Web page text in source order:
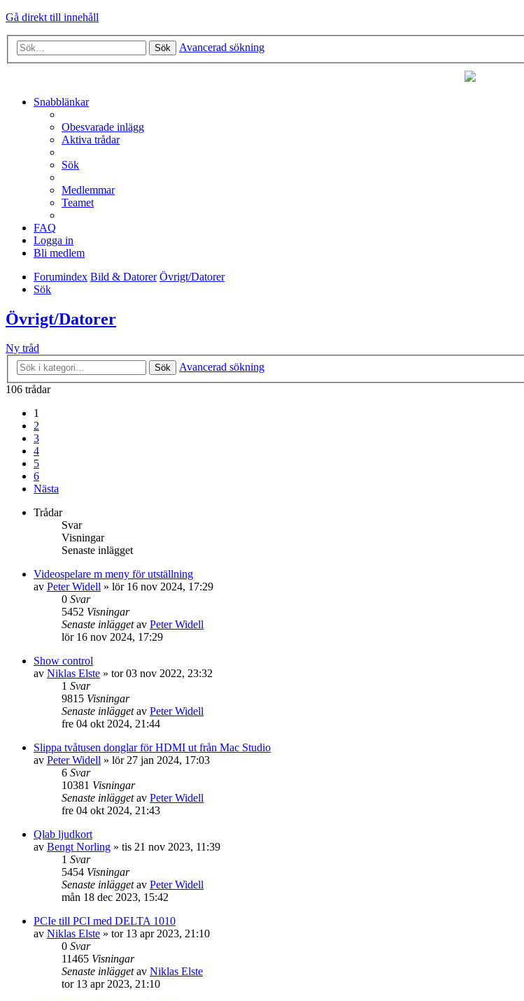
Gå direkt till innehåll
Sök Avancerad sökning
Snabblänkar
Obesvarade inlägg
Aktiva trådar
Sök
Medlemmar
Teamet
FAQ
Logga in
Bli medlem
Forumindex Bild & Datorer Övrigt/Datorer
Sök
Övrigt/Datorer
Ny tråd
Sök
Avancerad sökning
106 trådar
1
2
3
4
5
6
Nästa
Trådar
Svar
Visningar
Senaste inlägget
Videospelare m meny för utställning
av Peter Widell » lör 16 nov 2024, 17:29
0 Svar
5452 Visningar
Senaste inläggetav Peter Widell
lör 16 nov 2024, 17:29
Show control
av Niklas Elste » tor 03 nov 2022, 23:32
1 Svar
9815 Visningar
Senaste inläggetav Peter Widell
fre 04 okt 2024, 21:44
Slippa tvåtusen donglar för HDMI ut från Mac Studio
av Peter Widell » lör 27 jan 2024, 17:03
6 Svar
10381 Visningar
Senaste inläggetav Peter Widell
fre 04 okt 2024, 21:43
Qlab ljudkort
av Bengt Norling » tis 21 nov 2023, 11:39
1 Svar
5454 Visningar
Senaste inläggetav Peter Widell
mån 18 dec 2023, 15:42
PCIe till PCI med DELTA 1010
av Niklas Elste » tor 13 apr 2023, 21:10
0 Svar
11465 Visningar
Senaste inläggetav Niklas Elste
tor 13 apr 2023, 21:10